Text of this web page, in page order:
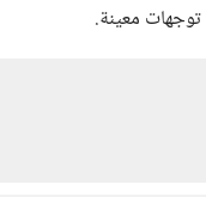
معينة.